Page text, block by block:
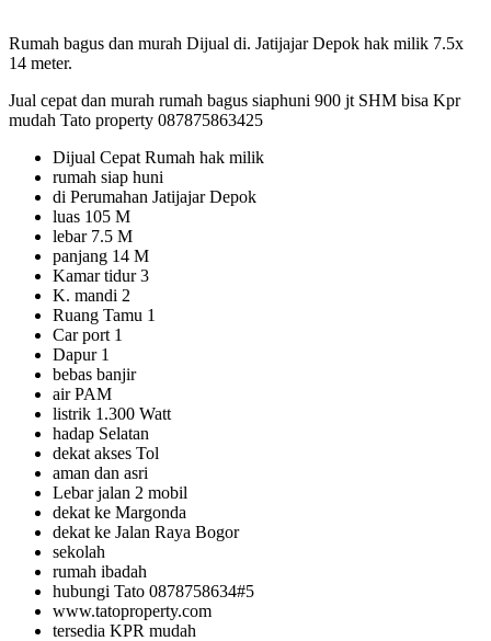
Rumah bagus dan murah Dijual di. Jatijajar Depok hak milik 7.5x
14 meter.
Jual cepat dan murah rumah bagus siaphuni 900 jt SHM bisa Kpr
mudah Tato property 087875863425
Dijual Cepat Rumah hak milik
rumah siap huni
di Perumahan Jatijajar Depok
luas 105 M
lebar 7.5 M
panjang 14 M
Kamar tidur 3
K. mandi 2
Ruang Tamu 1
Car port 1
Dapur 1
bebas banjir
air PAM
listrik 1.300 Watt
hadap Selatan
dekat akses Tol
aman dan asri
Lebar jalan 2 mobil
dekat ke Margonda
dekat ke Jalan Raya Bogor
sekolah
rumah ibadah
hubungi Tato 0878758634#5
www.tatoproperty.com
tersedia KPR mudah